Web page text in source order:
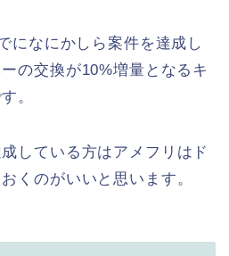
になにかしら案件を達成し
の交換が10%増量となるキ
。
している方はアメフリはド
くのがいいと思います。